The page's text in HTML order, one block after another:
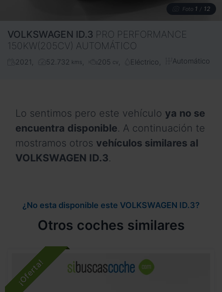
Foto 1 / 12
VOLKSWAGEN ID.3 PRO PERFORMANCE
150KW(205CV) AUTOMÁTICO
2021 52.732 kms 205 cv Eléctrico Automático
Lo sentimos pero este vehículo ya no se
encuentra disponible. A continuación te
mostramos otros vehículos similares al
VOLKSWAGEN ID.3.
¿No esta disponible este VOLKSWAGEN ID.3?
Otros coches similares